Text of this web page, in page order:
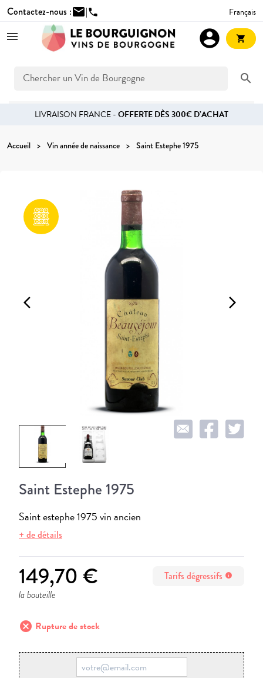
Contactez-nous :mail|phone Français
search
account_circle shopping_cart
LIVRAISON FRANCE -OFFERTE DÈS 300€ D’ACHAT
Accueil Vin année de naissance Saint Estephe 1975
arrow_forward_ios
arrow_back_ios
Saint Estephe 1975
Saint estephe 1975 vin ancien
+ de détails
149,70 € Tarifs dégressifs info
la bouteille
cancel Rupture de stock